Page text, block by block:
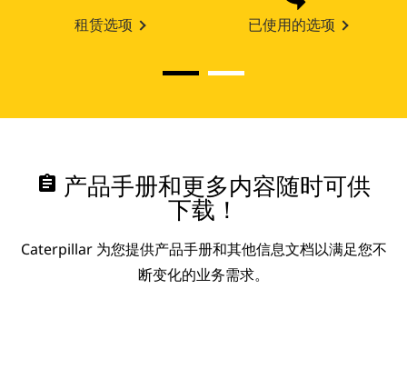
租赁选项 已使用的选项
assignment 产品手册和更多内容随时可供
下载！
Caterpillar 为您提供产品手册和其他信息文档以满足您不
断变化的业务需求。